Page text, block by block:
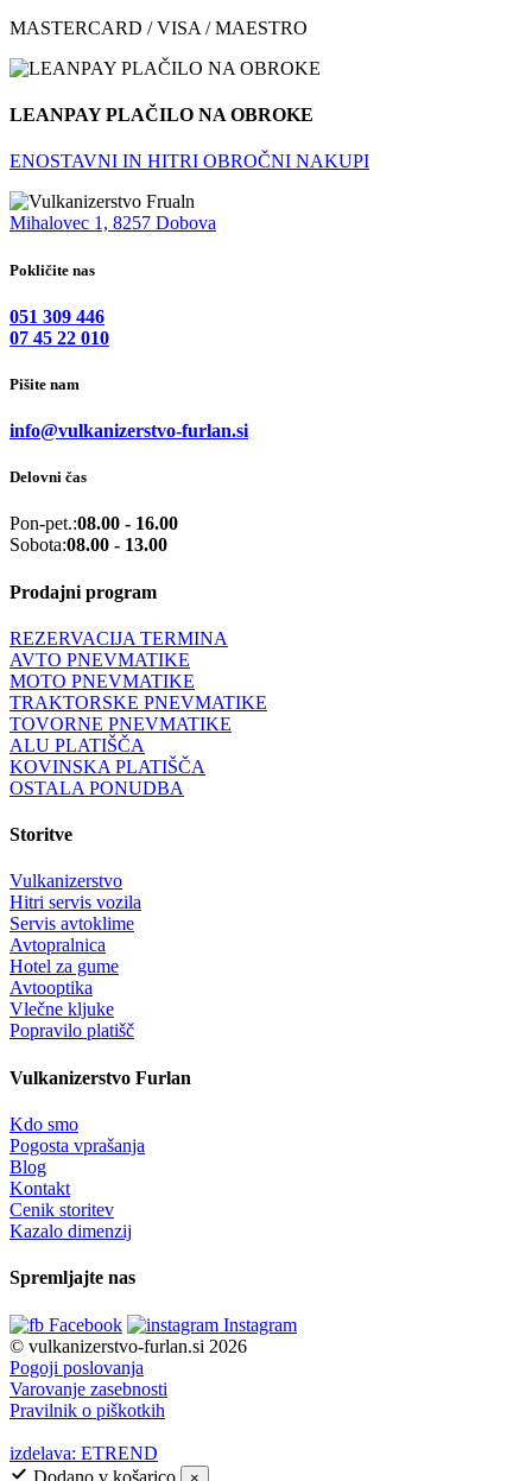
MASTERCARD / VISA / MAESTRO
LEANPAY PLAČILO NA OBROKE
ENOSTAVNI IN HITRI OBROČNI NAKUPI
Mihalovec 1, 8257 Dobova
Pokličite nas
051 309 446
07 45 22 010
Pišite nam
info@vulkanizerstvo-furlan.si
Delovni čas
Pon-pet.:08.00 - 16.00
Sobota:08.00 - 13.00
Prodajni program
REZERVACIJA TERMINA
AVTO PNEVMATIKE
MOTO PNEVMATIKE
TRAKTORSKE PNEVMATIKE
TOVORNE PNEVMATIKE
ALU PLATIŠČA
KOVINSKA PLATIŠČA
OSTALA PONUDBA
Storitve
Vulkanizerstvo
Hitri servis vozila
Servis avtoklime
Avtopralnica
Hotel za gume
Avtooptika
Vlečne kljuke
Popravilo platišč
Vulkanizerstvo Furlan
Kdo smo
Pogosta vprašanja
Blog
Kontakt
Cenik storitev
Kazalo dimenzij
Spremljajte nas
Facebook
Instagram
© vulkanizerstvo-furlan.si 2026
Pogoji poslovanja
Varovanje zasebnosti
Pravilnik o piškotkih
izdelava: ETREND
Dodano v košarico
×